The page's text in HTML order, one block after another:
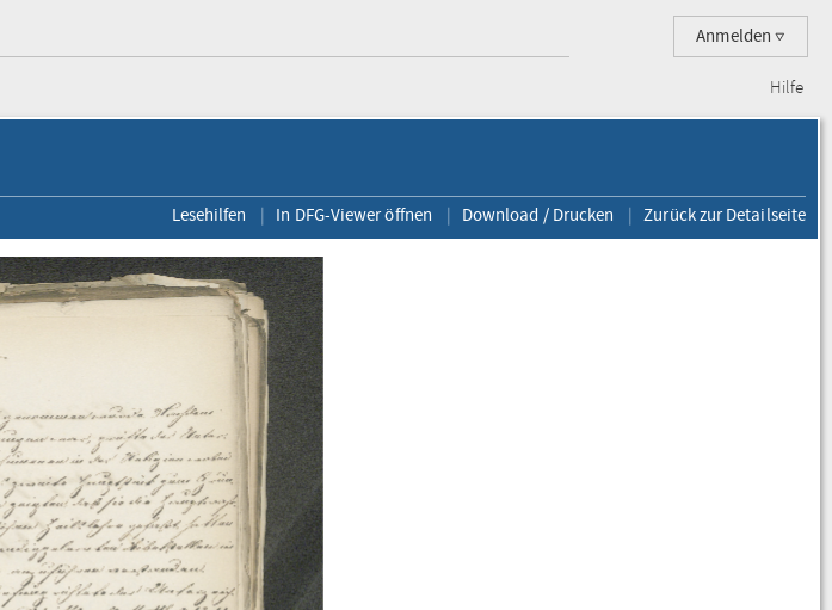
Anmelden
Hilfe
Lesehilfen In DFG-Viewer öffnen Download / Drucken Zurück zur Detailseite